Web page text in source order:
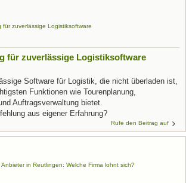
zuverlässige Logistiksoftware
für zuverlässige Logistiksoftware
Software für Logistik, die nicht überladen ist,
Funktionen wie Tourenplanung,
Auftragsverwaltung bietet.
aus eigener Erfahrung?
Rufe den Beitrag auf
in Reutlingen: Welche Firma lohnt sich?